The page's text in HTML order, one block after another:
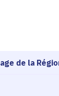
de la